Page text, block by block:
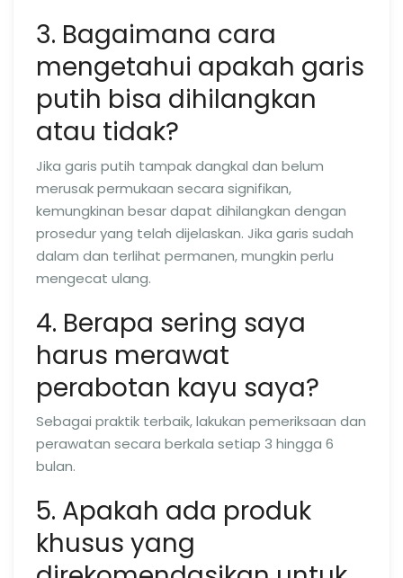
3. Bagaimana cara
mengetahui apakah garis
putih bisa dihilangkan
atau tidak?
Jika garis putih tampak dangkal dan belum
merusak permukaan secara signifikan,
kemungkinan besar dapat dihilangkan dengan
prosedur yang telah dijelaskan. Jika garis sudah
dalam dan terlihat permanen, mungkin perlu
mengecat ulang.
4. Berapa sering saya
harus merawat
perabotan kayu saya?
Sebagai praktik terbaik, lakukan pemeriksaan dan
perawatan secara berkala setiap 3 hingga 6
bulan.
5. Apakah ada produk
khusus yang